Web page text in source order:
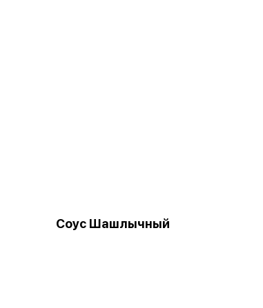
Соус Шашлычный